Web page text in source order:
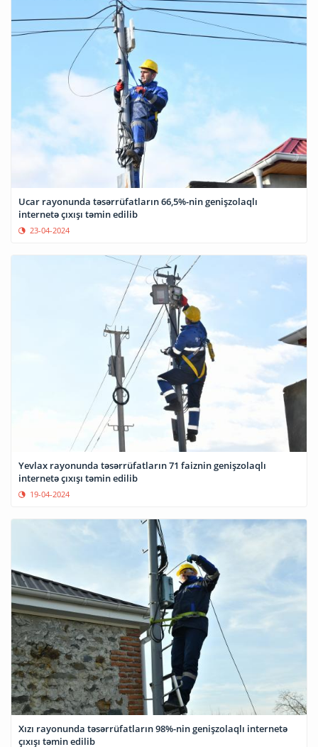
Ucar rayonunda təsərrüfatların 66,5%-nin genişzolaqlı
internetə çıxışı təmin edilib
23-04-2024
Yevlax rayonunda təsərrüfatların 71 faiznin genişzolaqlı
internetə çıxışı təmin edilib
19-04-2024
Xızı rayonunda təsərrüfatların 98%-nin genişzolaqlı internetə
çıxışı təmin edilib